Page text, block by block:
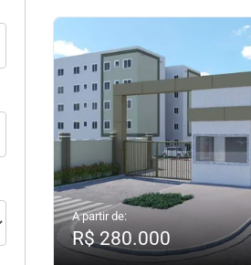
A partir de:
R$ 280.000